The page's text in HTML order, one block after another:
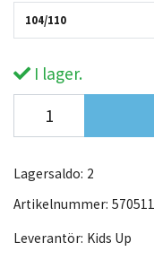
104/110
I lager.
Lagersaldo: 2
Artikelnummer:
Leverantör: Kids Up